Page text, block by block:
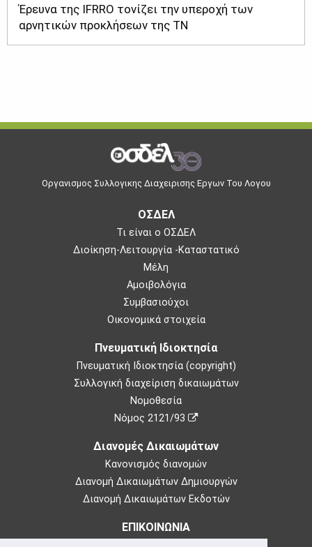
Έρευνα της IFRRO τονίζει την υπεροχή των
αρνητικών προκλήσεων της ΤΝ
Οργανισμος Συλλογικης Διαχειρισης Εργων Του Λογου
ΟΣΔΕΛ
Τι είναι ο ΟΣΔΕΛ
Διοίκηση-Λειτουργία -Καταστατικό
Μέλη
Αμοιβολόγια
Συμβασιούχοι
Οικονομικά στοιχεία
Πνευματική Ιδιοκτησία
Πνευματική Ιδιοκτησία (copyright)
Συλλογική διαχείριση δικαιωμάτων
Νομοθεσία
Νόμος 2121/93
Διανομές Δικαιωμάτων
Κανονισμός διανομών
Διανομή Δικαιωμάτων Δημιουργών
Διανομή Δικαιωμάτων Εκδοτών
ΕΠΙΚΟΙΝΩΝΙΑ